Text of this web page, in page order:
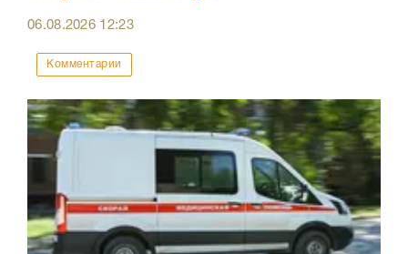
06.08.2026 12:23
Комментарии